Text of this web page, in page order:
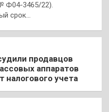
Ф04-3465/22).
срок…
продавцов
аппаратов
налогового учета